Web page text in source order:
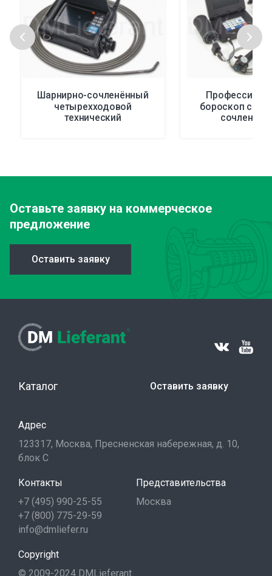
Шарнирно-сочленённый
четырехходовой
технический
бороскоп с
Оставьте заявку на коммерческое
предложение
Оставить заявку
Каталог Оставить заявку
Адрес
123317, Москва, Пресненская набережная, д. 10,
блок С
Контакты
+7 (495) 990-25-55
+7 (800) 775-29-59
info@dmliefer.ru
Представительства
Москва
Copyright
© 2009-2024 DMLieferant.